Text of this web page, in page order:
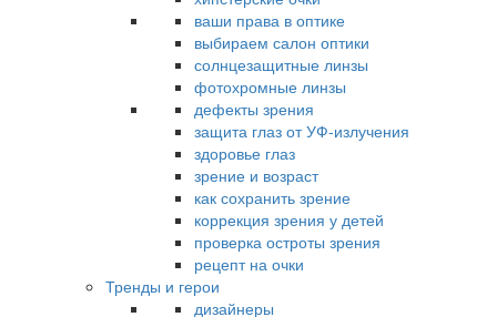
ваши права в оптике
выбираем салон оптики
солнцезащитные линзы
фотохромные линзы
дефекты зрения
защита глаз от УФ-излучения
здоровье глаз
зрение и возраст
как сохранить зрение
коррекция зрения у детей
проверка остроты зрения
рецепт на очки
Тренды и герои
дизайнеры